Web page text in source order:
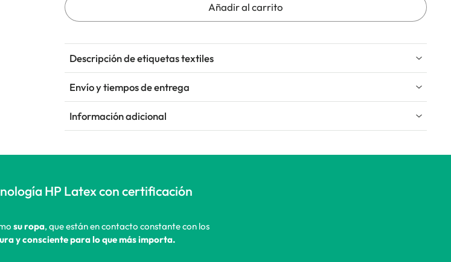
Añadir al carrito
Descripción de etiquetas textiles
Envío y tiempos de entrega
Información adicional
HP Latex con certificación
su ropa, que están en contacto constante con los
y consciente para lo que más importa.